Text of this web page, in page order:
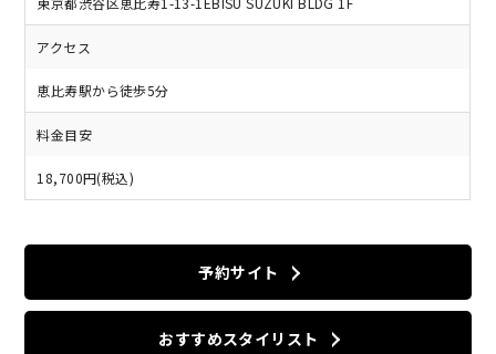
アクセス
恵比寿駅から徒歩5分
料金目安
18,700円(税込)
予約サイト
おすすめスタイリスト